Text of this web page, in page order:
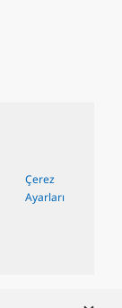
Çerez
Ayarları